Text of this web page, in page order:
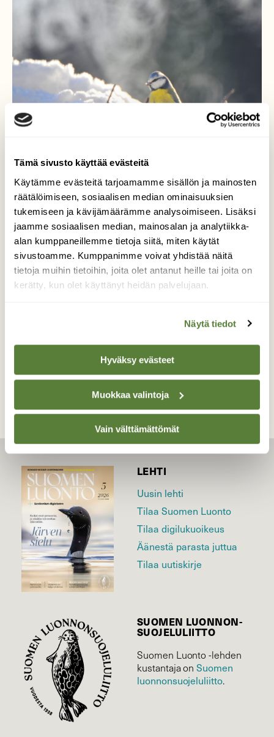
Tämä sivusto käyttää evästeitä
Käytämme evästeitä tarjoamamme sisällön ja mainosten
räätälöimiseen, sosiaalisen median ominaisuuksien
tukemiseen ja kävijämäärämme analysoimiseen. Lisäksi
jaamme sosiaalisen median, mainosalan ja analytiikka-
alan kumppaneillemme tietoja siitä, miten käytät
sivustoamme. Kumppanimme voivat yhdistää näitä
tietoja muihin tietoihin, joita olet antanut heille tai joita on
kerätty, kun olet käyttänyt heidän palvelujaan.
Näytä tiedot
Hyväksy evästeet
Muokkaa valintoja
Vain välttämättömät
Kirkasta
Sinitiainen oli kylpemässä sulavassa
lumessa. Kyllä on jo keväistä, vaikka on
helmikuu :)
TAKAISIN LISTAAN
LEHTI
Uusin lehti
Tilaa Suomen Luonto
Tilaa digilukuoikeus
Äänestä parasta juttua
Tilaa uutiskirje
SUOMEN LUONNON­
SUOJELU­LIITTO
Suomen Luonto -lehden
kustantaja onSuomen
luonnonsuojelu­liitto.